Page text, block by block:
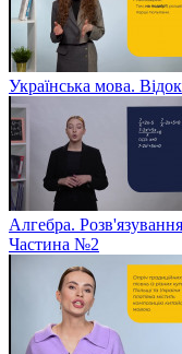
Українська мова.
Алгебра.
Частина №2